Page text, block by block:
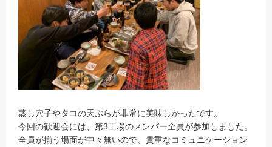
蒸し穴子やタコの天ぷらが非常に美味しかったです。
今回の歓迎会には、第3工場のメンバー全員が参加しました。
全員が揃う場面が中々無いので、貴重なコミュニケーション